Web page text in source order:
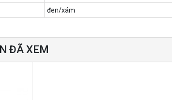
đen/xám
ĐÃ XEM